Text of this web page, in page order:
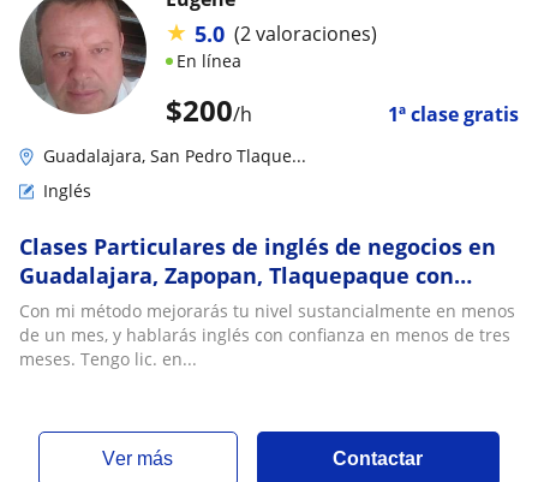
$200/h 1ª clase gratis
★ 5.0 (2 valoraciones)
En línea
Guadalajara, San Pedro Tlaque...
Inglés
Clases Particulares de inglés de negocios en
Guadalajara, Zapopan, Tlaquepaque con
Profesor Nativo. IELTS, TOEFL, TOEIC,
Cambridge. Inglés Empresarial
Con mi método mejorarás tu nivel sustancialmente en menos
de un mes, y hablarás inglés con confianza en menos de tres
meses. Tengo lic. en...
ver más Contactar